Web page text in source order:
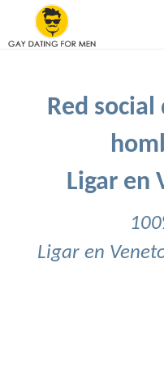
Red
Ligar en
Ligar en